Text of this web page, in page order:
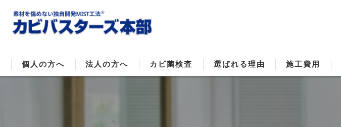
個人の方へ 法人の方へ カビ菌検査 選ばれる理由 施工費用